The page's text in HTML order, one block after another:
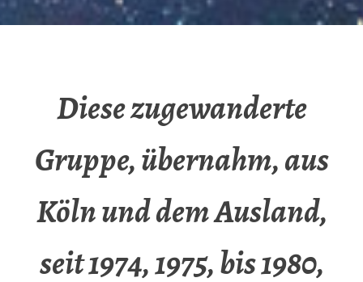
Diese zugewanderte
Gruppe, übernahm, aus
Köln und dem Ausland,
seit 1974, 1975, bis 1980,